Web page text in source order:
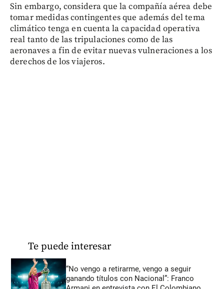
Sin embargo, considera que la compañía aérea debe
tomar medidas contingentes que además del tema
climático tenga en cuenta la capacidad operativa
real tanto de las tripulaciones como de las
aeronaves a fin de evitar nuevas vulneraciones a los
derechos de los viajeros.
Te puede interesar
“No vengo a retirarme, vengo a seguir
ganando títulos con Nacional”: Franco